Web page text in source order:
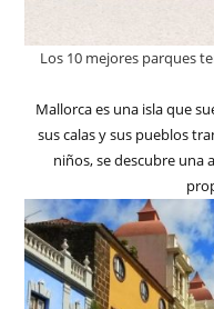
Los 10 mejores parques
Mallorca es una isla que
sus calas y sus pueblos
niños, se descubre una